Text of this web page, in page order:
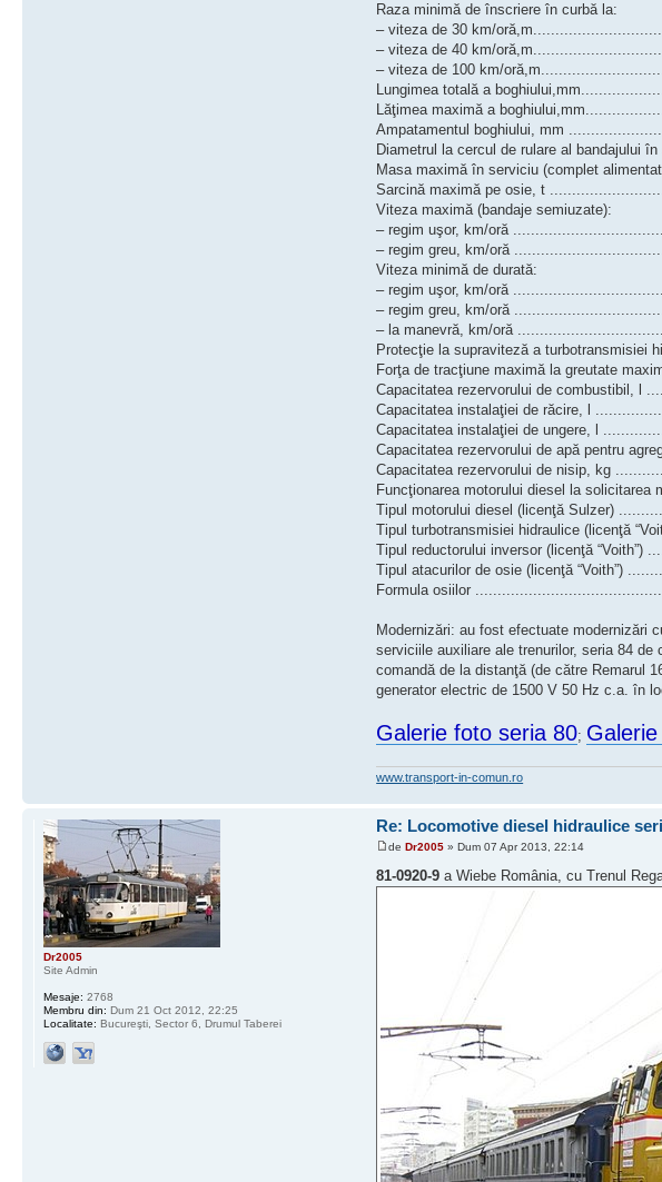
Raza minimă de înscriere în curbă la:
– viteza de 30 km/
– viteza de 40 km/
– viteza de 100 km/
Lungimea totală a
Lăţimea maximă a
Ampatamentul boghiului, mm
Diametrul la cercul de rulare al
Masa maximă în serviciu (complet
Sarcină maximă pe osie, t
Viteza maximă (bandaje semiuzate):
– regim uşor, km/oră
– regim greu, km/oră
Viteza minimă de durată:
– regim uşor, km/oră
– regim greu, km/oră
– la manevră, km/oră
Protecţie la supraviteză a turbotransmisiei
Forţa de tracţiune maximă la greutate
Capacitatea rezervorului de combustibil,
Capacitatea instalaţiei de răcire, l
Capacitatea instalaţiei de ungere, l
Capacitatea rezervorului de apă pentru
Capacitatea rezervorului de nisip, kg
Funcţionarea motorului diesel la
Tipul motorului diesel (licenţă Sulzer)
Tipul turbotransmisiei hidraulice (licenţă
Tipul reductorului inversor (licenţă
Tipul atacurilor de osie (licenţă “Voith”)
Formula osiilor
Modernizări: au fost efectuate modernizări
serviciile auxiliare ale trenurilor, seria 84
comandă de la distanţă (de către Remarul
generator electric de 1500 V 50 Hz c.a. în
Galerie foto seria 80;
www.transport-in-comun.ro
Re: Locomotive diesel hidraulice
deDr2005 » Dum 07 Apr 2013, 22:14
81-0920-9 a Wiebe România, cu Trenul
Dr2005
Site Admin
Mesaje: 2768
Membru din: Dum 21 Oct 2012, 22:25
Localitate: Bucureşti, Sector 6, Drumul Taberei